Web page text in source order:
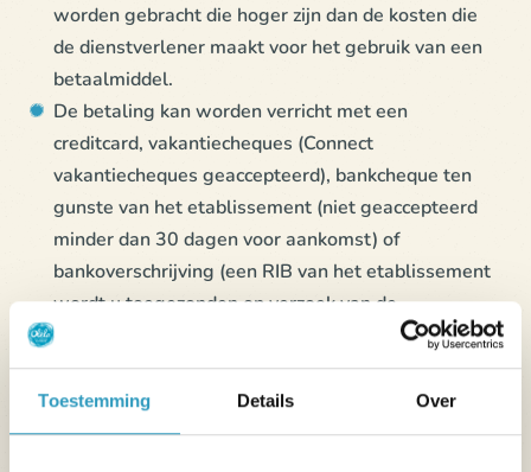
Toestemming Details Over
worden gebracht die hoger zijn dan de kosten die
de dienstverlener maakt voor het gebruik van een
betaalmiddel.
De betaling kan worden verricht met een
creditcard, vakantiecheques (Connect
vakantiecheques geaccepteerd), bankcheque ten
gunste van het etablissement (niet geaccepteerd
minder dan 30 dagen voor aankomst) of
bankoverschrijving (een RIB van het etablissement
wordt u toegezonden op verzoek van de
klantenservice). Neem voor elke betaling met een
virtueel kaartnummer rechtstreeks contact op met
onze klantenservice op +33 (0)2 51 20 41 94.
Onze financiële partner FLOA biedt